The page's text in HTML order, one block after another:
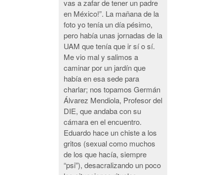
vas a zafar de tener un padre
en México!”. La mañana de la
foto yo tenía un día pésimo,
pero había unas jornadas de la
UAM que tenía que ir sí o sí.
Me vio mal y salimos a
caminar por un jardín que
había en esa sede para
charlar; nos topamos Germán
Álvarez Mendiola, Profesor del
DIE, que andaba con su
cámara en el encuentro.
Eduardo hace un chiste a los
gritos (sexual como muchos
de los que hacía, siempre
“psi”), desacralizando un poco